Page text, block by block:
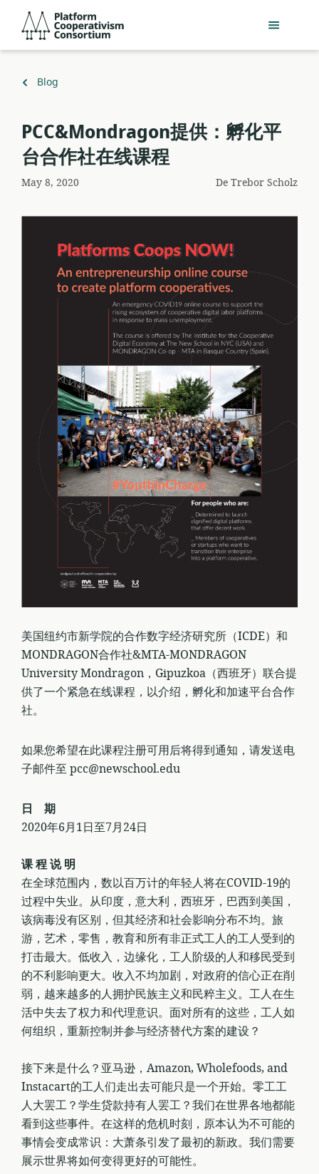
contingut
Consortium
Torna
Blog
PCC&Mondragon提供：孵化平
台合作社在线课程
May 8, 2020 DeTrebor Scholz
美国纽约市新学院的合作数字经济研究所（ICDE）和
MONDRAGON合作社&MTA-MONDRAGON
University Mondragon，Gipuzkoa（西班牙）联合提
供了一个紧急在线课程，以介绍，孵化和加速平台合作
社。
如果您希望在此课程注册可用后将得到通知，请发送电
子邮件至 pcc@newschool.edu
日 期
2020年6月1日至7月24日
课 程 说 明
在全球范围内，数以百万计的年轻人将在COVID-19的
过程中失业。从印度，意大利，西班牙，巴西到美国，
该病毒没有区别，但其经济和社会影响分布不均。旅
游，艺术，零售，教育和所有非正式工人的工人受到的
打击最大。低收入，边缘化，工人阶级的人和移民受到
的不利影响更大。收入不均加剧，对政府的信心正在削
弱，越来越多的人拥护民族主义和民粹主义。工人在生
活中失去了权力和代理意识。面对所有的这些，工人如
何组织，重新控制并参与经济替代方案的建设？
接下来是什么？亚马逊，Amazon, Wholefoods, and
Instacart的工人们走出去可能只是一个开始。零工工
人大罢工？学生贷款持有人罢工？我们在世界各地都能
看到这些事件。在这样的危机时刻，原本认为不可能的
事情会变成常识：大萧条引发了最初的新政。我们需要
展示世界将如何变得更好的可能性。